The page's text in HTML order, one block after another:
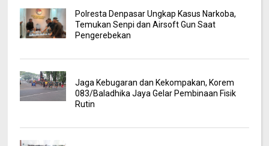
Polresta Denpasar Ungkap Kasus Narkoba,
Temukan Senpi dan Airsoft Gun Saat
Pengerebekan
Jaga Kebugaran dan Kekompakan, Korem
083/Baladhika Jaya Gelar Pembinaan Fisik
Rutin